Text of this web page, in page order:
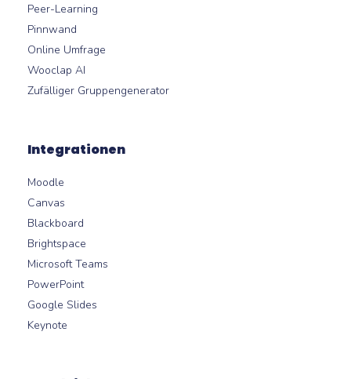
Peer-Learning
Pinnwand
Online Umfrage
Wooclap AI
Zufälliger Gruppengenerator
Integrationen
Moodle
Canvas
Blackboard
Brightspace
Microsoft Teams
PowerPoint
Google Slides
Keynote